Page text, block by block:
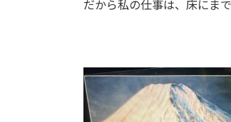
だから私の仕事は、床にま